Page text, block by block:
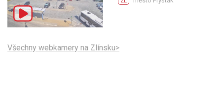
Všechny webkamery na Zlínsku>